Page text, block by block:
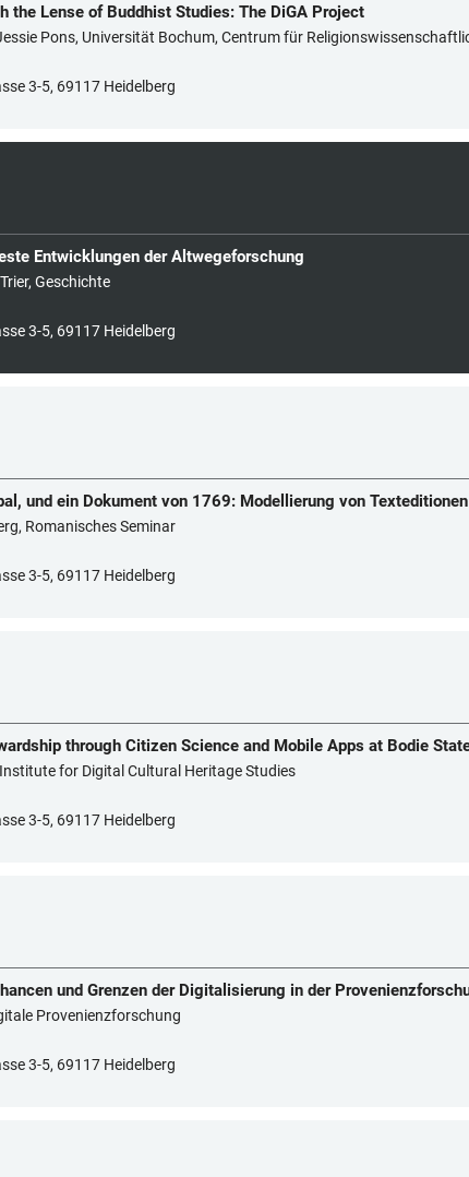
Lense of Buddhist Studies: The DiGA Project
Pons, Universität Bochum, Centrum für
3-5, 69117 Heidelberg
Entwicklungen der Altwegeforschung
Geschichte
3-5, 69117 Heidelberg
und ein Dokument von 1769: Modellierung von
Romanisches Seminar
3-5, 69117 Heidelberg
through Citizen Science and Mobile Apps at Bodie
for Digital Cultural Heritage Studies
3-5, 69117 Heidelberg
und Grenzen der Digitalisierung in der
Provenienzforschung
3-5, 69117 Heidelberg